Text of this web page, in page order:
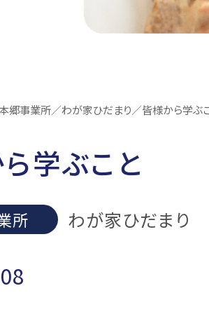
郷事業所／わが家ひだまり／皆様から学ぶ
学ぶこと
所 わが家ひだまり